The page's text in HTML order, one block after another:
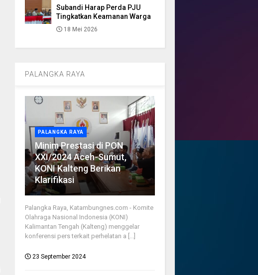
Subandi Harap Perda PJU
Tingkatkan Keamanan Warga
18 Mei 2026
PALANGKA RAYA
PALANGKA RAYA
Minim Prestasi di PON
XXI/2024 Aceh-Sumut,
KONI Kalteng Berikan
Klarifikasi
Palangka Raya, Katambungnes.com - Komite
Olahraga Nasional Indonesia (KONI)
Kalimantan Tengah (Kalteng) menggelar
konferensi pers terkait perhelatan a [...]
23 September 2024